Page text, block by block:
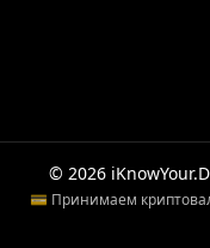
© 2026
💳 Принимаем